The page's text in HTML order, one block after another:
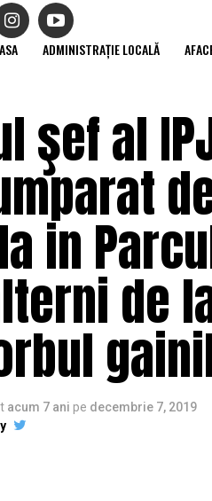
ADMINISTRAȚIE LOCALĂ
şef al
in
de
acum 7 ani pe decembrie 7, 2019